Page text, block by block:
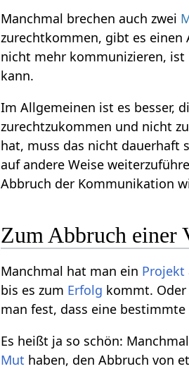
Manchmal brechen auch zwei
zurechtkommen, gibt es einen
nicht mehr kommunizieren, ist
kann.
Im Allgemeinen ist es besser,
zurechtzukommen und nicht
hat, muss das nicht dauerhaft
auf andere Weise
Abbruch der Kommunikation
Zum Abbruch einer
Manchmal hat man ein Projekt
bis es zum Erfolg kommt.
man fest, dass eine
Es heißt ja so schön:
Mut haben, den Abbruch von